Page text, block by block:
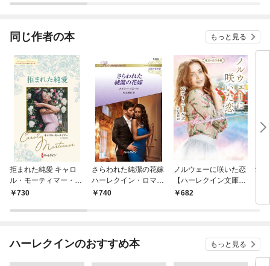
同じ作者の本 もっと見る
拒まれた純愛 キャロ
ル・モーティマー・コ
レクション【ハーレク
版】
730
さらわれた純潔の花嫁
ハーレクイン・ロマン
ス～伝説の名作選～
740
ノルウェーに咲いた恋
【ハーレクイン文庫
版】682
愛
ハーレクインのおすすめ本 もっと見る